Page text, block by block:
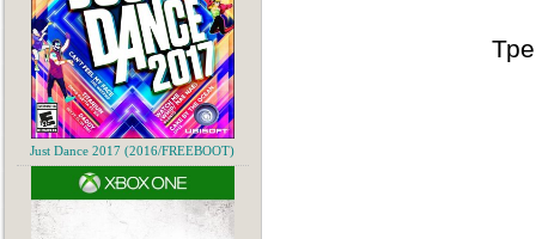
Just Dance 2017 (2016/FREEBOOT)